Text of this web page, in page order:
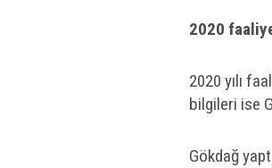
2020
2020 yılı
bilgileri ise
Gökdağ